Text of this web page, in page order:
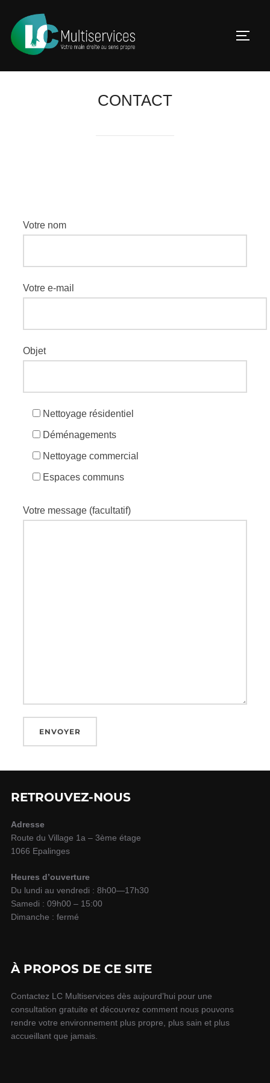
CONTACT
Votre nom
Votre e-mail
Objet
Nettoyage résidentiel
Déménagements
Nettoyage commercial
Espaces communs
Votre message (facultatif)
t
e
r
a
t
:
RETROUVEZ-NOUS
Adresse
Route du Village 1a – 3ème étage
1066 Epalinges
Heures d’ouverture
Du lundi au vendredi : 8h00—17h30
Samedi : 09h00 – 15:00
Dimanche : fermé
À PROPOS DE CE SITE
Contactez LC Multiservices dès aujourd’hui pour une
consultation gratuite et découvrez comment nous pouvons
rendre votre environnement plus propre, plus sain et plus
accueillant que jamais.